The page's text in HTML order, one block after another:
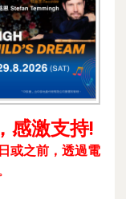
感激支持!
或之前，透過電
。